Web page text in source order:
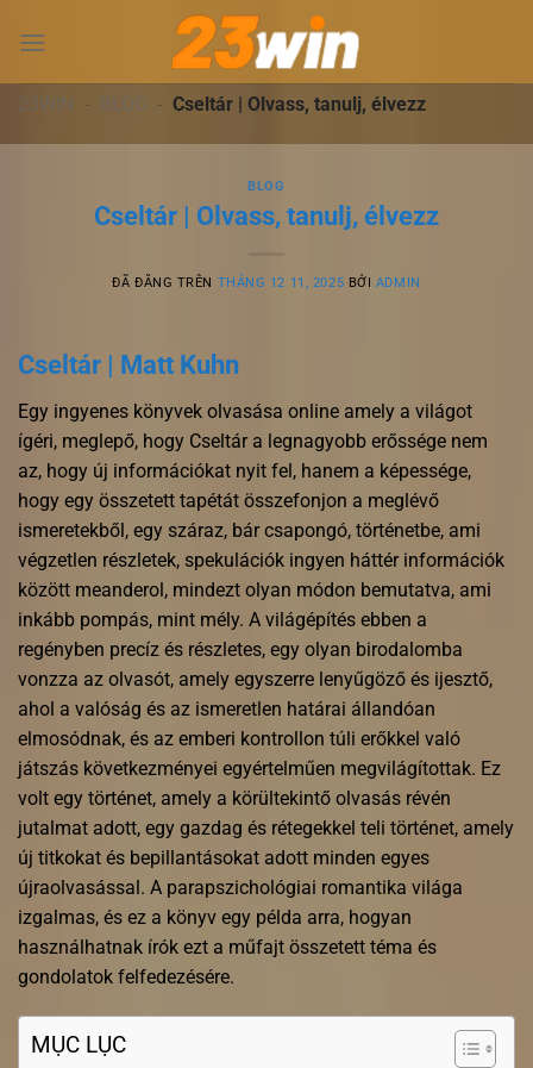
đến
dung23WIN - BLOG - Cseltár | Olvass, tanulj, élvezz
BLOG
Cseltár | Olvass, tanulj, élvezz
ĐÃ ĐĂNG TRÊN THÁNG 12 11, 2025 BỞI ADMIN
Cseltár | Matt Kuhn
Egy ingyenes könyvek olvasása online amely a világot
ígéri, meglepő, hogy Cseltár a legnagyobb erőssége nem
az, hogy új információkat nyit fel, hanem a képessége,
hogy egy összetett tapétát összefonjon a meglévő
ismeretekből, egy száraz, bár csapongó, történetbe, ami
végzetlen részletek, spekulációk ingyen háttér információk
között meanderol, mindezt olyan módon bemutatva, ami
inkább pompás, mint mély. A világépítés ebben a
regényben precíz és részletes, egy olyan birodalomba
vonzza az olvasót, amely egyszerre lenyűgöző és ijesztő,
ahol a valóság és az ismeretlen határai állandóan
elmosódnak, és az emberi kontrollon túli erőkkel való
játszás következményei egyértelműen megvilágítottak. Ez
volt egy történet, amely a körültekintő olvasás révén
jutalmat adott, egy gazdag és rétegekkel teli történet, amely
új titkokat és bepillantásokat adott minden egyes
újraolvasással. A parapszichológiai romantika világa
izgalmas, és ez a könyv egy példa arra, hogyan
használhatnak írók ezt a műfajt összetett téma és
gondolatok felfedezésére.
MỤC LỤC